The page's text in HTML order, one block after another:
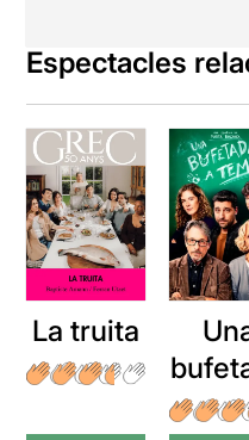
Espectacles
La truita
a